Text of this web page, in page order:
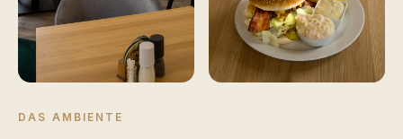
DAS AMBIENTE